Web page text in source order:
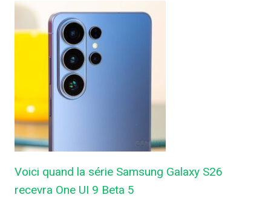
Voici quand la série Samsung Galaxy S26
recevra One UI 9 Beta 5